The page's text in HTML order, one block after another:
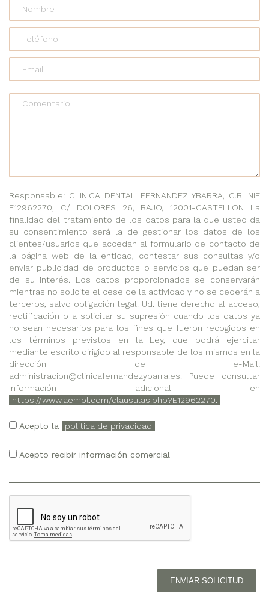
Responsable: CLINICA DENTAL FERNANDEZ YBARRA, C.B. NIF
E12962270, C/ DOLORES 26, BAJO, 12001-CASTELLON La
finalidad del tratamiento de los datos para la que usted da
su consentimiento será la de gestionar los datos de los
clientes/usuarios que accedan al formulario de contacto de
la página web de la entidad, contestar sus consultas y/o
enviar publicidad de productos o servicios que puedan ser
de su interés. Los datos proporcionados se conservarán
mientras no solicite el cese de la actividad y no se cederán a
terceros, salvo obligación legal. Ud. tiene derecho al acceso,
rectificación o a solicitar su supresión cuando los datos ya
no sean necesarios para los fines que fueron recogidos en
los términos previstos en la Ley, que podrá ejercitar
mediante escrito dirigido al responsable de los mismos en la
dirección de e-Mail:
administracion@clinicafernandezybarra.es. Puede consultar
información adicional en
https://www.aemol.com/clausulas.php?E12962270.
Acepto la política de privacidad
Acepto recibir información comercial
ENVIAR SOLICITUD